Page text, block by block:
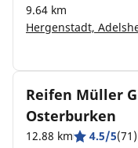
9.64 km
Hergenstadt,
Reifen Müller
Osterburken
12.88 km 4.5/5(71)